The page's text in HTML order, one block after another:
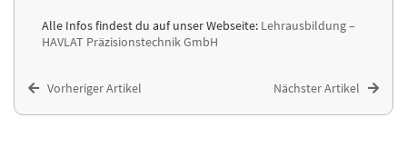
Alle Infos findest du auf unser Webseite: Lehrausbildung –
HAVLAT Präzisionstechnik GmbH
Vorheriger Artikel Nächster Artikel